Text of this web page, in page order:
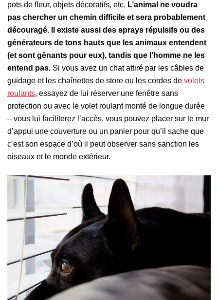
pots de fleur, objets décoratifs, etc. L’animal ne voudra
pas chercher un chemin difficile et sera probablement
découragé. Il existe aussi des sprays répulsifs ou des
générateurs de tons hauts que les animaux entendent
(et sont gênants pour eux), tandis que l’homme ne les
entend pas. Si vous avez un chat attiré par les câbles de
guidage et les chaînettes de store ou les cordes de volets
roulants, essayez de lui réserver une fenêtre sans
protection ou avec le volet roulant monté de longue durée
– vous lui faciliterez l’accès, vous pouvez placer sur le mur
d’appui une couverture ou un panier pour qu’il sache que
c’est son espace d’où il peut observer sans sanction les
oiseaux et le monde extérieur.